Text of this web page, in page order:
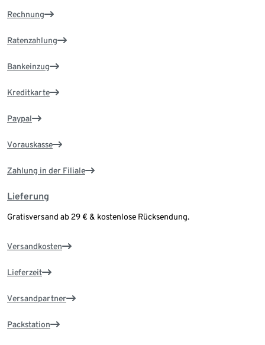
Rechnung
Ratenzahlung
Bankeinzug
Kreditkarte
Paypal
Vorauskasse
Zahlung in der Filiale
Lieferung
Gratisversand ab 29 € & kostenlose Rücksendung.
Versandkosten
Lieferzeit
Versandpartner
Packstation